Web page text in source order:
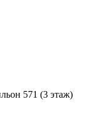
571 (3 этаж)